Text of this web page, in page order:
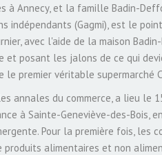
à Annecy, et la famille Badin-
indépendants (Gagmi), est le
avec l'aide de la maison
posant les jalons de ce qui
le premier véritable
annales du commerce, a lieu le
à Sainte-Geneviève-des-Bois,
Pour la première fois, les
produits alimentaires et non